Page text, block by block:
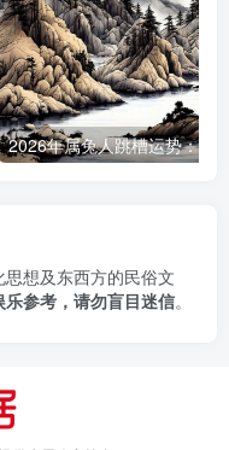
想及东西方的民俗文
乐参考，请勿盲目迷信。